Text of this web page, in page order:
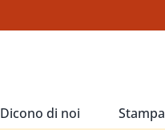
Dicono di noi Stampa